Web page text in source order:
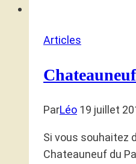
Articles
ParLéo 19 juillet
Si vous souhaitez
Chateauneuf du